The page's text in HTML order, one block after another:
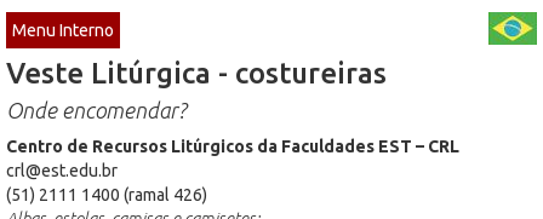
Menu Interno
Veste Litúrgica - costureiras
Onde encomendar?
Centro de Recursos Litúrgicos da Faculdades EST – CRL
crl@est.edu.br
(51) 2111 1400 (ramal 426)